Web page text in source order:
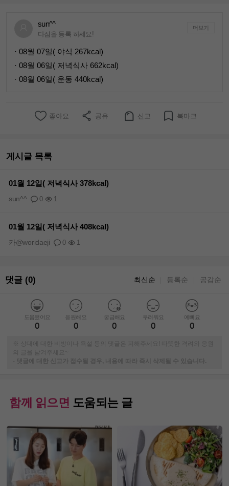
sun^^
다짐을 등록 하세요!
더보기
· 08월 07일( 야식 267kcal)
· 08월 06일( 저녁식사 662kcal)
· 08월 06일( 운동 440kcal)
좋아요 공유 신고 북마크
게시글 목록
01월 12일( 저녁식사 378kcal)
0 1
sun^^
01월 12일( 저녁식사 408kcal)
0 1
카@woridaeji
댓글 (0) 최신순 등록순 공감순
도움됐어요
0
응원해요
0
궁금해요
0
부러워요
0
예뻐요
0
※ 상대에 대한 비방이나 욕설 등의 댓글은 피해주세요! 따뜻한 격려와 응원
의 글을 남겨주세요~
-
댓글에 대한 신고가 접수될 경우, 내용에 따라 즉시 삭제될 수 있습니다.
함께 읽으면 도움되는 글